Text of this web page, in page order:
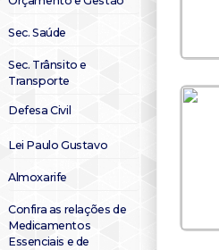
Sec. Saúde
Sec. Trânsito e
Transporte
Defesa Civil
Lei Paulo Gustavo
Almoxarife
Confira as relações de
Medicamentos
Essenciais e de